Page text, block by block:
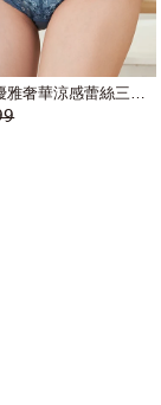
MIT台灣製造-優雅奢華涼感蕾絲三角配褲